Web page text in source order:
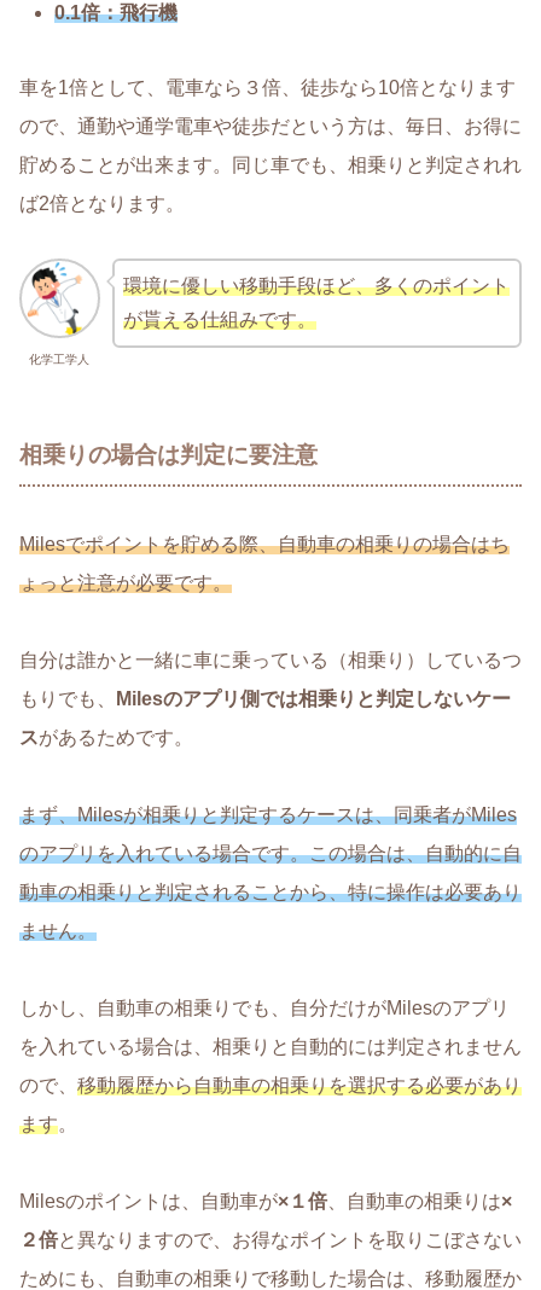
0.1倍：飛行機
車を1倍として、電車なら３倍、徒歩なら10倍となります
ので、通勤や通学電車や徒歩だという方は、毎日、お得に
貯めることが出来ます。同じ車でも、相乗りと判定されれ
ば2倍となります。
化学工学人
環境に優しい移動手段ほど、多くのポイント
が貰える仕組みです。
相乗りの場合は判定に要注意
Milesでポイントを貯める際、自動車の相乗りの場合はち
ょっと注意が必要です。
自分は誰かと一緒に車に乗っている（相乗り）しているつ
もりでも、
Milesのアプリ側では相乗りと判定しないケー
スがあるためです。
まず、Milesが相乗りと判定するケースは、同乗者がMiles
のアプリを入れている場合です。この場合は、自動的に自
動車の相乗りと判定されることから、特に操作は必要あり
ません。
しかし、自動車の相乗りでも、自分だけがMilesのアプリ
を入れている場合は、相乗りと自動的には判定されません
ので、 移動履歴から自動車の相乗りを選択する必要があり
ます。
Milesのポイントは、自動車が×１倍 、自動車の相乗りは×
２倍と異なりますので、お得なポイントを取りこぼさない
ためにも、自動車の相乗りで移動した場合は、移動履歴か